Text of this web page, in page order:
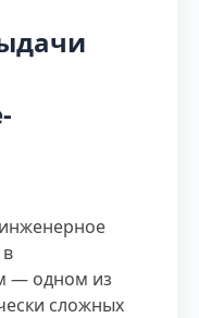
— одном из
сложных